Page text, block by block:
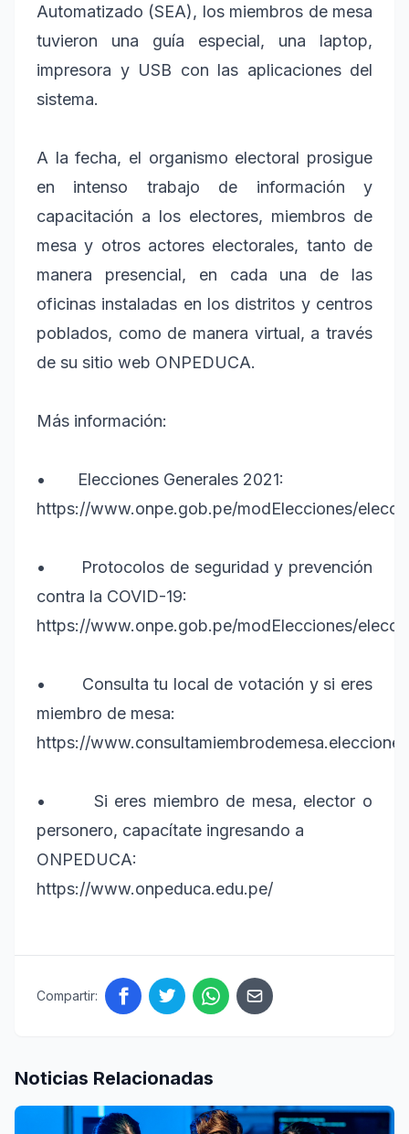
Automatizado (SEA), los miembros de mesa
tuvieron una guía especial, una laptop,
impresora y USB con las aplicaciones del
sistema.
A la fecha, el organismo electoral prosigue
en intenso trabajo de información y
capacitación a los electores, miembros de
mesa y otros actores electorales, tanto de
manera presencial, en cada una de las
oficinas instaladas en los distritos y centros
poblados, como de manera virtual, a través
de su sitio web ONPEDUCA.
Más información:
• Elecciones Generales 2021:
https://www.onpe.gob.pe/modElecciones/
• Protocolos de seguridad y prevención
contra la COVID-19:
https://www.onpe.gob.pe/modElecciones/
• Consulta tu local de votación y si eres
miembro de mesa:
https://
• Si eres miembro de mesa, elector o
personero, capacítate ingresando a
ONPEDUCA:
https://www.onpeduca.edu.pe/
Compartir:
Noticias Relacionadas